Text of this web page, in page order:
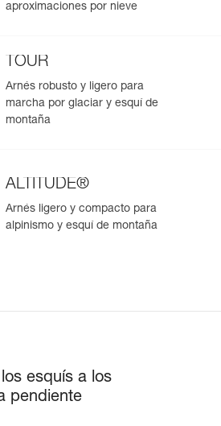
aproximaciones por nieve
TOUR
Arnés robusto y ligero para
marcha por glaciar y esquí de
montaña
ALTITUDE®
Arnés ligero y compacto para
alpinismo y esquí de montaña
esquís a los
pendiente